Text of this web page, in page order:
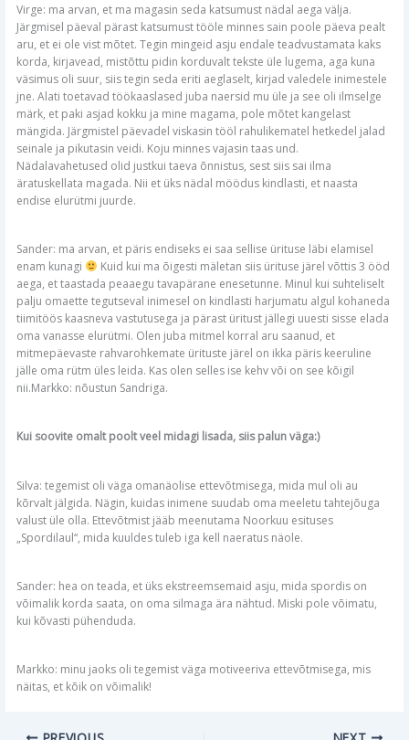
Virge: ma arvan, et ma magasin seda katsumust nädal aega välja.
Järgmisel päeval pärast katsumust tööle minnes sain poole päeva pealt
aru, et ei ole vist mõtet. Tegin mingeid asju endale teadvustamata kaks
korda, kirjavead, mistõttu pidin korduvalt tekste üle lugema, aga kuna
väsimus oli suur, siis tegin seda eriti aeglaselt, kirjad valedele inimestele
jne. Alati toetavad töökaaslased juba naersid mu üle ja see oli ilmselge
märk, et paki asjad kokku ja mine magama, pole mõtet kangelast
mängida. Järgmistel päevadel viskasin tööl rahulikematel hetkedel jalad
seinale ja pikutasin veidi. Koju minnes vajasin taas und.
Nädalavahetused olid justkui taeva õnnistus, sest siis sai ilma
äratuskellata magada. Nii et üks nädal möödus kindlasti, et naasta
endise elurütmi juurde.
Sander: ma arvan, et päris endiseks ei saa sellise ürituse läbi elamisel
enam kunagi
Kuid kui ma õigesti mäletan siis ürituse järel võttis 3 ööd
aega, et taastada peaaegu tavapärane enesetunne. Minul kui suhteliselt
palju omaette tegutseval inimesel on kindlasti harjumatu algul kohaneda
tiimitöös kaasneva vastutusega ja pärast üritust jällegi uuesti sisse elada
oma vanasse elurütmi. Olen juba mitmel korral aru saanud, et
mitmepäevaste rahvarohkemate ürituste järel on ikka päris keeruline
jälle oma rütm üles leida. Kas olen selles ise kehv või on see kõigil
nii.Markko: nõustun Sandriga.
Kui soovite omalt poolt veel midagi lisada, siis palun väga:)
Silva: tegemist oli väga omanäolise ettevõtmisega, mida mul oli au
kõrvalt jälgida. Nägin, kuidas inimene suudab oma meeletu tahtejõuga
valust üle olla. Ettevõtmist jääb meenutama Noorkuu esituses
„Spordilaul“, mida kuuldes tuleb iga kell naeratus näole.
Sander: hea on teada, et üks ekstreemsemaid asju, mida spordis on
võimalik korda saata, on oma silmaga ära nähtud. Miski pole võimatu,
kui kõvasti pühenduda.
Markko: minu jaoks oli tegemist väga motiveeriva ettevõtmisega, mis
näitas, et kõik on võimalik!